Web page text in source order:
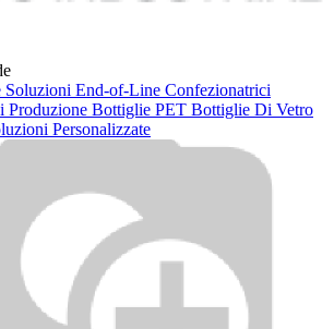
Soluzioni End-of-Line Confezionatrici
Produzione Bottiglie PET Bottiglie Di Vetro
Personalizzate